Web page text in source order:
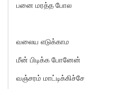
பனை மரத்த போல
வலைய எடுக்காம
மீன் பிடிக்க போனேன்
வஞ்சரம் மாட்டிக்கிச்சே